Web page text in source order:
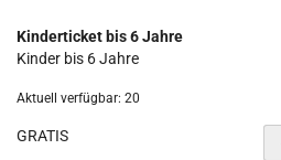
Kinderticket bis 6 Jahre
Kinder bis 6 Jahre
Aktuell verfügbar: 20
GRATIS